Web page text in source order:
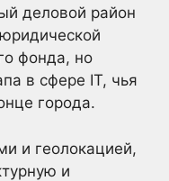
деловой район
фонда, но
в сфере IT, чья
города.
и геолокацией,
и